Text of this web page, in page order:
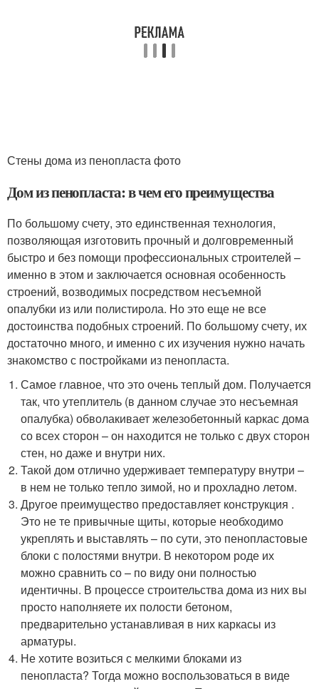
Стены дома из пенопласта фото
Дом из пенопласта: в чем его преимущества
По большому счету, это единственная технология,
позволяющая изготовить прочный и долговременный
быстро и без помощи профессиональных строителей –
именно в этом и заключается основная особенность
строений, возводимых посредством несъемной
опалубки из или полистирола. Но это еще не все
достоинства подобных строений. По большому счету, их
достаточно много, и именно с их изучения нужно начать
знакомство с постройками из пенопласта.
Самое главное, что это очень теплый дом. Получается
так, что утеплитель (в данном случае это несъемная
опалубка) обволакивает железобетонный каркас дома
со всех сторон – он находится не только с двух сторон
стен, но даже и внутри них.
Такой дом отлично удерживает температуру внутри –
в нем не только тепло зимой, но и прохладно летом.
Другое преимущество предоставляет конструкция .
Это не те привычные щиты, которые необходимо
укреплять и выставлять – по сути, это пенопластовые
блоки с полостями внутри. В некотором роде их
можно сравнить со – по виду они полностью
идентичны. В процессе строительства дома из них вы
просто наполняете их полости бетоном,
предварительно устанавливая в них каркасы из
арматуры.
Не хотите возиться с мелкими блоками из
пенопласта? Тогда можно воспользоваться в виде